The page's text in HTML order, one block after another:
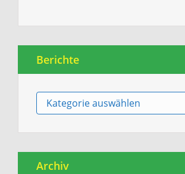
Berichte
Berichte
Archiv